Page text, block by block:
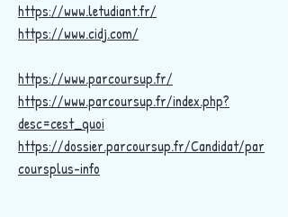
https://www.letudiant.fr/
https://www.cidj.com/
https://www.parcoursup.fr/
https://www.parcoursup.fr/index.php?
desc=cest_quoi
https://dossier.parcoursup.fr/Candidat/par
coursplus-info